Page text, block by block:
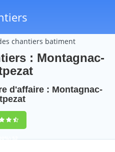
chantiers batiment
: Montagnac-
d'affaire : Montagnac-
52